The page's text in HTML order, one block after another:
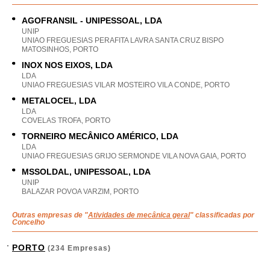
AGOFRANSIL - UNIPESSOAL, LDA
UNIP
UNIAO FREGUESIAS PERAFITA LAVRA SANTA CRUZ BISPO
MATOSINHOS, PORTO
INOX NOS EIXOS, LDA
LDA
UNIAO FREGUESIAS VILAR MOSTEIRO VILA CONDE, PORTO
METALOCEL, LDA
LDA
COVELAS TROFA, PORTO
TORNEIRO MECÂNICO AMÉRICO, LDA
LDA
UNIAO FREGUESIAS GRIJO SERMONDE VILA NOVA GAIA, PORTO
MSSOLDAL, UNIPESSOAL, LDA
UNIP
BALAZAR POVOA VARZIM, PORTO
Outras empresas de "Atividades de mecânica geral" classificadas por
Concelho
PORTO (234 Empresas)